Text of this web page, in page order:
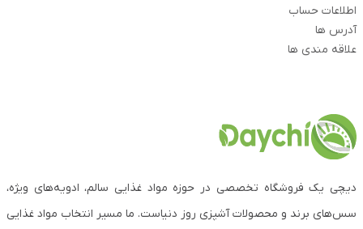
اطلاعات حساب
آدرس ها
علاقه مندی ها
دیچی یک فروشگاه تخصصی در حوزه مواد غذایی سالم، ادویه‌های ویژه،
سس‌های برند و محصولات آشپزی روز دنیاست. ما مسیر انتخاب مواد غذایی